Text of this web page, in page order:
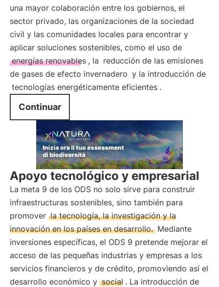
una mayor colaboración entre los gobiernos, el
sector privado, las organizaciones de la sociedad
civil y las comunidades locales para encontrar y
aplicar soluciones sostenibles, como el uso de
energías renovables , la reducción de las emisiones
de gases de efecto invernadero y la introducción de
tecnologías energéticamente eficientes .
Continuar
Apoyo tecnológico y empresarial
La meta 9 de los ODS no solo sirve para construir
infraestructuras sostenibles, sino también para
promover la tecnología, la investigación y la
innovación en los países en desarrollo. Mediante
inversiones específicas, el ODS 9 pretende mejorar el
acceso de las pequeñas industrias y empresas a los
servicios financieros y de crédito, promoviendo así el
desarrollo económico y social . La introducción de